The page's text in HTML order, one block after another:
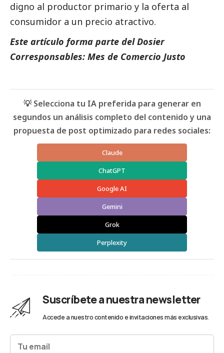
digno al productor primario y la oferta al
consumidor a un precio atractivo.
Este artículo forma parte delDosier
Corresponsables: Mes de Comercio Justo
💡 Selecciona tu IA preferida para generar en
segundos un análisis completo del contenido y una
propuesta de post optimizado para redes sociales:
Claude
ChatGPT
Google AI
Gemini
Grok
Perplexity
Suscríbete a nuestra newsletter
Accede a nuestro contenido e invitaciones más exclusivas.